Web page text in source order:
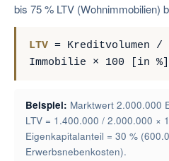
bis 75 % LTV (Wohnimmobilien)
LTV = Kreditvolumen /
Immobilie × 100 [in %]
Beispiel: Marktwert 2.000.000
LTV = 1.400.000 / 2.000.000 ×
Eigenkapitalanteil = 30 %
Erwerbsnebenkosten).